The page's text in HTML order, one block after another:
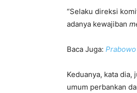
“Selaku direksi
adanya kewajiban
Baca Juga:
Keduanya, kata
umum perbankan